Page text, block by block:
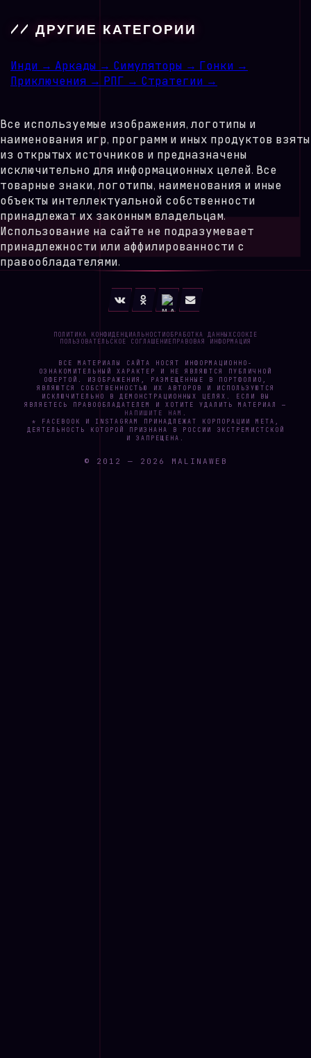
// ДРУГИЕ КАТЕГОРИИ
Инди → Аркады → Симуляторы → Гонки →
Приключения → РПГ → Стратегии →
Все используемые изображения, логотипы и
наименования игр, программ и иных продуктов взяты
из открытых источников и предназначены
исключительно для информационных целей. Все
товарные знаки, логотипы, наименования и иные
объекты интеллектуальной собственности
принадлежат их законным владельцам.
Использование на сайте не подразумевает
принадлежности или аффилированности с
правообладателями.
ПОЛИТИКА КОНФИДЕНЦИАЛЬНОСТИ ОБРАБОТКА ДАННЫХ COOKIE
ПОЛЬЗОВАТЕЛЬСКОЕ СОГЛАШЕНИЕ ПРАВОВАЯ ИНФОРМАЦИЯ
ВСЕ МАТЕРИАЛЫ САЙТА НОСЯТ ИНФОРМАЦИОННО-
ОЗНАКОМИТЕЛЬНЫЙ ХАРАКТЕР И НЕ ЯВЛЯЮТСЯ ПУБЛИЧНОЙ
ОФЕРТОЙ. ИЗОБРАЖЕНИЯ, РАЗМЕЩЁННЫЕ В ПОРТФОЛИО,
ЯВЛЯЮТСЯ СОБСТВЕННОСТЬЮ ИХ АВТОРОВ И ИСПОЛЬЗУЮТСЯ
ИСКЛЮЧИТЕЛЬНО В ДЕМОНСТРАЦИОННЫХ ЦЕЛЯХ. ЕСЛИ ВЫ
ЯВЛЯЕТЕСЬ ПРАВООБЛАДАТЕЛЕМ И ХОТИТЕ УДАЛИТЬ МАТЕРИАЛ —
НАПИШИТЕ НАМ .
* FACEBOOK И INSTAGRAM ПРИНАДЛЕЖАТ КОРПОРАЦИИ META,
ДЕЯТЕЛЬНОСТЬ КОТОРОЙ ПРИЗНАНА В РОССИИ ЭКСТРЕМИСТСКОЙ
И ЗАПРЕЩЕНА.
© 2012 — 2026 MALINAWEB